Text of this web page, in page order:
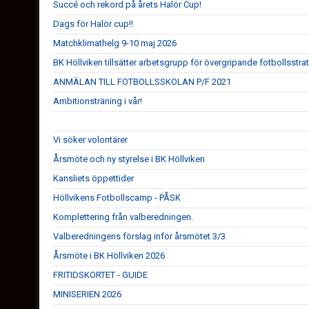
Succé och rekord på årets Halör Cup!
Dags för Halör cup!!
Matchklimathelg 9-10 maj 2026
BK Höllviken tillsätter arbetsgrupp för övergripande
ANMÄLAN TILL FOTBOLLSSKOLAN P/F 2021
Ambitionsträning i vår!
Vi söker volontärer
Årsmöte och ny styrelse i BK Höllviken
Kansliets öppettider
Höllvikens Fotbollscamp - PÅSK
Komplettering från valberedningen.
Valberedningens förslag inför årsmötet 3/3
Årsmöte i BK Höllviken 2026
FRITIDSKORTET - GUIDE
MINISERIEN 2026